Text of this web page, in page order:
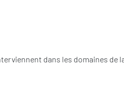
dans les domaines de